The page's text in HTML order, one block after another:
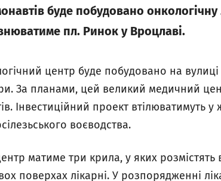
буде побудовано
пл. Ринок у Вроцлаві.
центр буде побудовано на
За планами, цей великий медичний
Інвестиційний проект втілюватимуть у
воєводства.
матиме три крила, у яких розмістять
поверхах лікарні. У розпорядженні